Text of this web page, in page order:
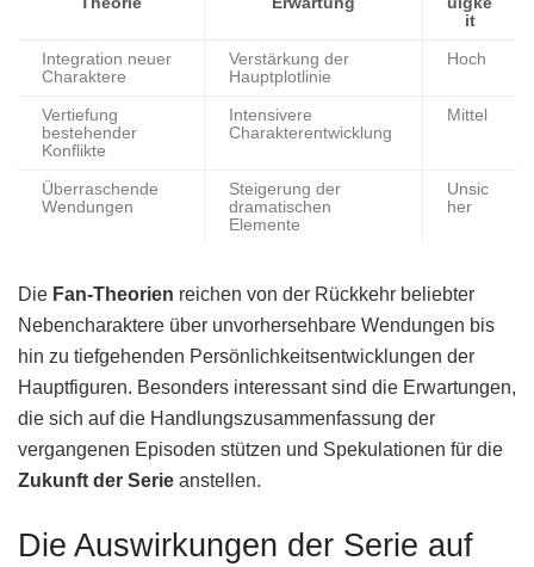
it
Integration neuer
Charaktere
Verstärkung der
Hauptplotlinie
Hoch
Vertiefung
bestehender
Konflikte
Intensivere
Charakterentwicklung
Mittel
Überraschende
Wendungen
Steigerung der
dramatischen
Elemente
Unsic
her
Die Fan-Theorien reichen von der Rückkehr beliebter
Nebencharaktere über unvorhersehbare Wendungen bis
hin zu tiefgehenden Persönlichkeitsentwicklungen der
Hauptfiguren. Besonders interessant sind die Erwartungen,
die sich auf die Handlungszusammenfassung der
vergangenen Episoden stützen und Spekulationen für die
Zukunft der Serie anstellen.
Die Auswirkungen der Serie auf